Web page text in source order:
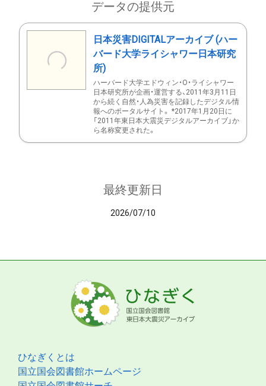
データの提供元
日本災害DIGITALアーカイブ (ハー
バード大学ライシャワー日本研究
所)
ハーバード大学エドウィン・O・ライシャワー
日本研究所が企画・運営する、2011年3月11日
から続く自然・人為災害を記録したデジタル情
報へのポータルサイト。 *2017年1月20日に
「2011年東日本大震災デジタルアーカイブ」か
ら名称変更された。
最終更新日
2026/07/10
ひなぎくとは
国立国会図書館ホームページ